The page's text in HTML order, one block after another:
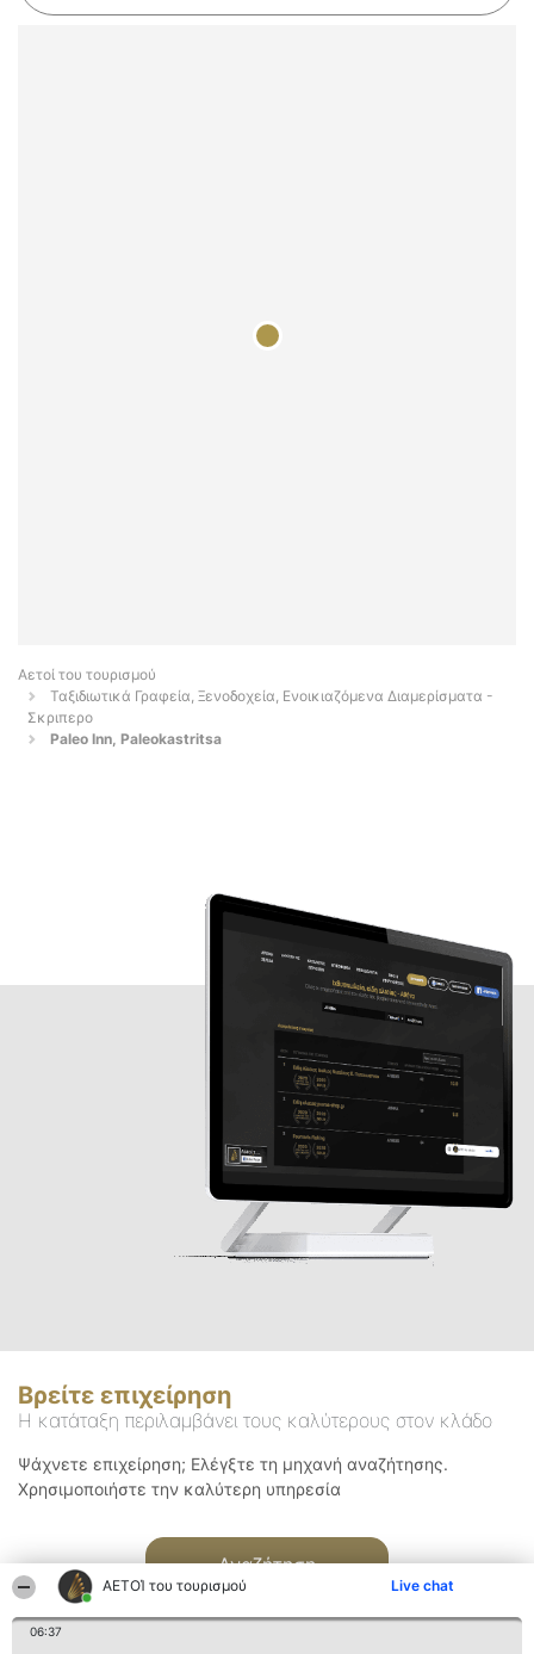
ΑΕΤΟΊ του τουρισμού Live chat
06:37
Αετοί του τουρισμού
Ταξιδιωτικά Γραφεία, Ξενοδοχεία, Ενοικιαζόμενα Διαμερίσματα -
Σκριπερο
Paleo Inn, Paleokastritsa
Βρείτε επιχείρηση
Η κατάταξη περιλαμβάνει τους καλύτερους στον κλάδο
Ψάχνετε επιχείρηση; Ελέγξτε τη μηχανή αναζήτησης.
Χρησιμοποιήστε την καλύτερη υπηρεσία
Αναζήτηση